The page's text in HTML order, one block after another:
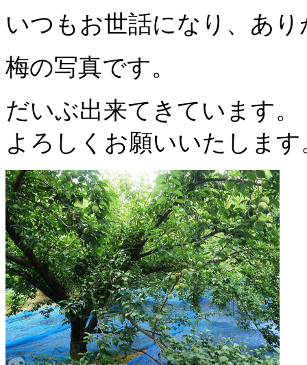
いつもお世話になり、あ
梅の写真です。
だいぶ出来てきています。
よろしくお願いいたします